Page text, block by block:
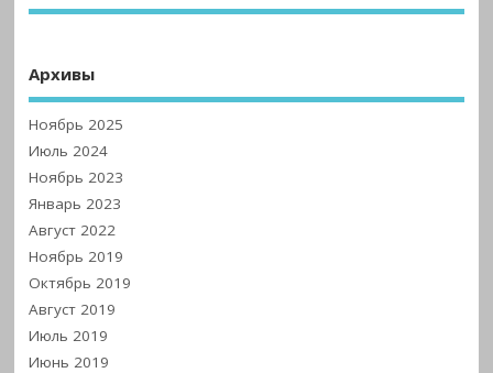
Архивы
Ноябрь 2025
Июль 2024
Ноябрь 2023
Январь 2023
Август 2022
Ноябрь 2019
Октябрь 2019
Август 2019
Июль 2019
Июнь 2019